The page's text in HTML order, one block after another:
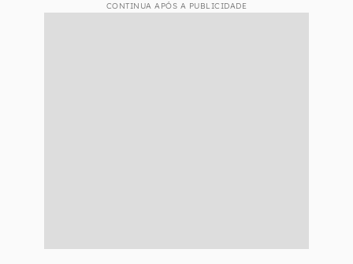
CONTINUA APÓS A PUBLICIDADE